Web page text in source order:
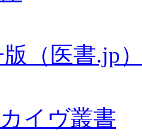
（医書.jp
イヴ叢書